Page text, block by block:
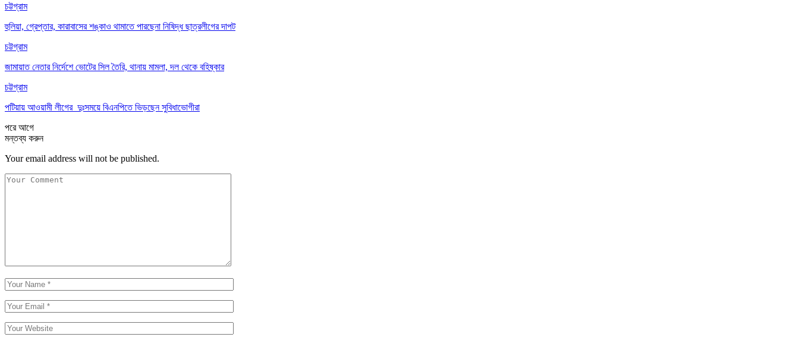
চট্টগ্রাম
হুলিয়া, গ্রেপ্তার, কারাবাসের শঙ্কাও থামাতে পারছেনা নিষিদ্ধ ছাত্রলীগের দাপট
চট্টগ্রাম
জামায়াত নেতার নির্দেশে ভোটের সিল তৈরি, থানায় মামলা, দল থেকে বহিষ্কার
চট্টগ্রাম
পটিয়ায় আওয়ামী লীগের দুঃসময়ে বিএনপিতে ভিড়ছেন সুবিধাভোগীরা
পরেআগে
মন্তব্য করুন
Your email address will not be published.